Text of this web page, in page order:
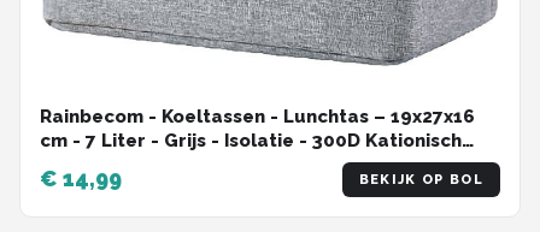
Rainbecom - Koeltassen - Lunchtas – 19x27x16
cm - 7 Liter - Grijs - Isolatie - 300D Kationisch
Polyester - Handvat Riem - Koeltas - Lunch Bag -
Geïsoleerde Koeltas - Picknicktas
€ 14,99 BEKIJK OP BOL